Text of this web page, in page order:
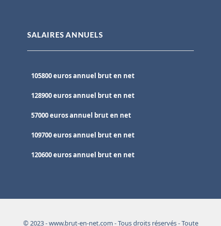
SALAIRES ANNUELS
105800 euros annuel brut en net
128900 euros annuel brut en net
57000 euros annuel brut en net
109700 euros annuel brut en net
120600 euros annuel brut en net
© 2023 - www.brut-en-net.com - Tous droits réservés - Toute